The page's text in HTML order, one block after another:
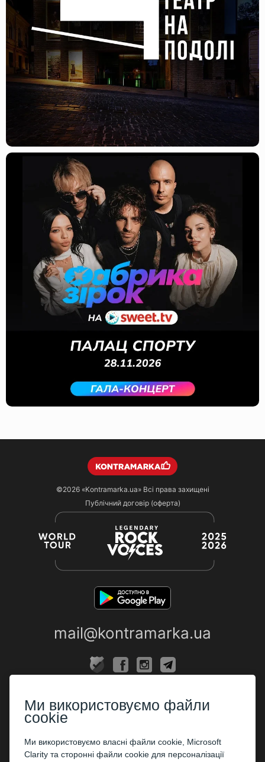
©2026 «Kontramarka.ua»Всі права захищені
Публічний договір (оферта)
mail@kontramarka.ua
Каси
ПАРТНЕРАМ
Організаторам
Ми використовуємо файли
cookie
Ми використовуємо власні файли cookie, Microsoft
Clarity та сторонні файли cookie для персоналізації